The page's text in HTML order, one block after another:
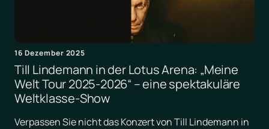
16 Dezember 2025
Till Lindemann in der Lotus Arena: „Meine
Welt Tour 2025-2026“ – eine spektakuläre
Weltklasse-Show
Verpassen Sie nicht das Konzert von Till Lindemann in